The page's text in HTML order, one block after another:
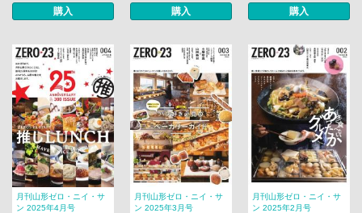
購入 購入 購入
月刊山形ゼロ・ニイ・サ
ン 2025年4月号
月刊山形ゼロ・ニイ・サ
ン 2025年3月号
月刊山形ゼロ・ニイ・サ
ン 2025年2月号